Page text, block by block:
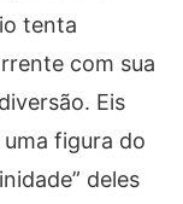
tenta
com sua
Eis
figura do
deles